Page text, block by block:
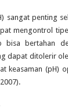
sangat penting
mengontrol
bisa bertahan
dapat ditolerir
keasaman (pH)